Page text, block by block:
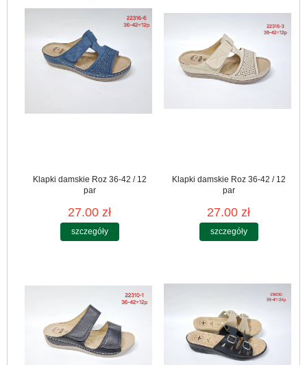
Klapki damskie Roz 36-42 / 12
par
27.00 zł
szczegóły
Klapki damskie Roz 36-42 / 12
par
27.00 zł
szczegóły